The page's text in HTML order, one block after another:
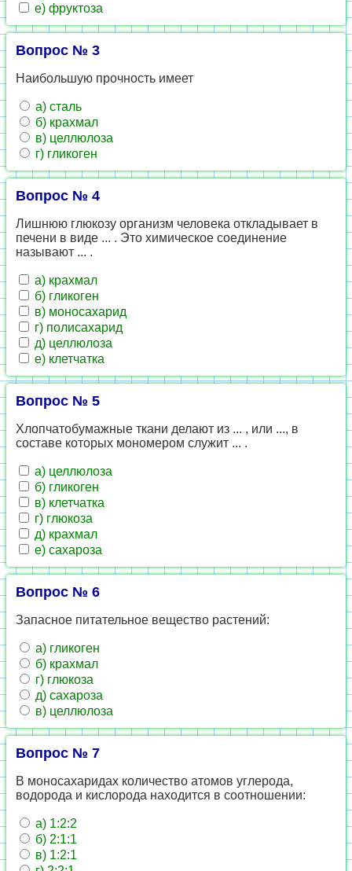
е) фруктоза
Вопрос № 3
Наибольшую прочность имеет
а) сталь
б) крахмал
в) целлюлоза
г) гликоген
Вопрос № 4
Лишнюю глюкозу организм человека откладывает в
печени в виде ... . Это химическое соединение
называют ... .
а) крахмал
б) гликоген
в) моносахарид
г) полисахарид
д) целлюлоза
е) клетчатка
Вопрос № 5
Хлопчатобумажные ткани делают из ... , или ..., в
составе которых мономером служит ... .
а) целлюлоза
б) гликоген
в) клетчатка
г) глюкоза
д) крахмал
е) сахароза
Вопрос № 6
Запасное питательное вещество растений:
а) гликоген
б) крахмал
г) глюкоза
д) сахароза
в) целлюлоза
Вопрос № 7
В моносахаридах количество атомов углерода,
водорода и кислорода находится в соотношении:
а) 1:2:2
б) 2:1:1
в) 1:2:1